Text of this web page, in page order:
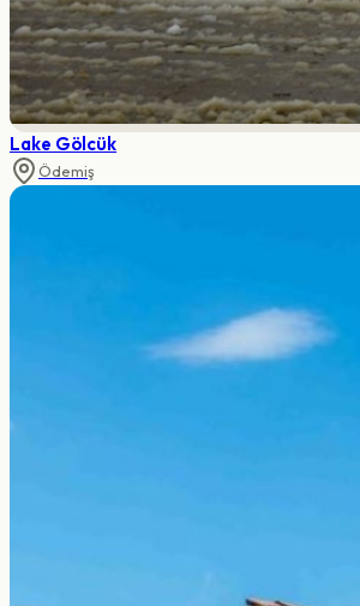
Lake Gölcük
Ödemiş